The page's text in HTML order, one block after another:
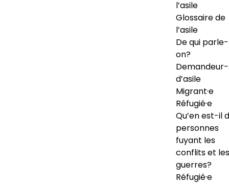
l’asile
Glossaire de
l’asile
De qui
on?
d’asile
Migrant·e
Réfugié·e
Qu’en est-il
personnes
fuyant les
conflits et les
guerres?
Réfugié·e